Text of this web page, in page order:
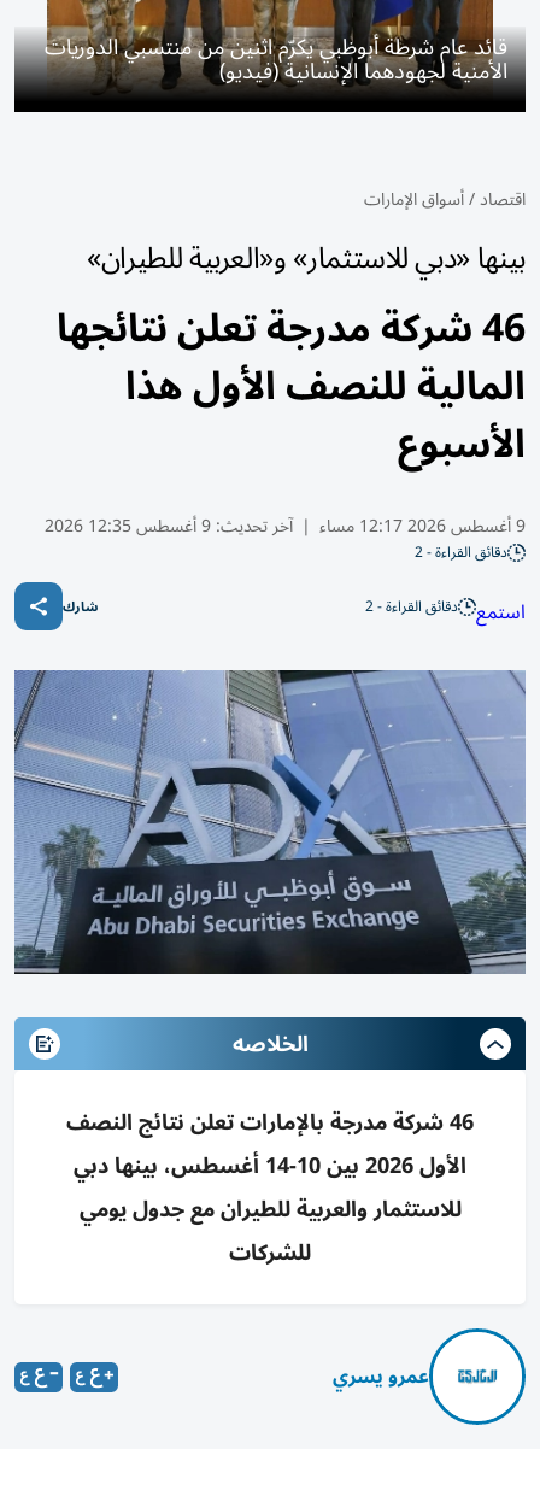
قائد عام شرطة أبوظبي يكرّم اثنين من منتسبي الدوريات
الأمنية لجهودهما الإنسانية (فيديو)
اقتصاد/أسواق الإمارات
بينها «دبي للاستثمار» و«العربية للطيران»
46 شركة مدرجة تعلن نتائجها
المالية للنصف الأول هذا
الأسبوع
9 أغسطس 2026 12:17 مساء | آخر تحديث:9 أغسطس 12:35 2026
دقائق القراءة - 2
استمع دقائق القراءة - 2 شارك
الخلاصه
46 شركة مدرجة بالإمارات تعلن نتائج النصف
الأول 2026 بين 10-14 أغسطس، بينها دبي
للاستثمار والعربية للطيران مع جدول يومي
للشركات
عمرو يسري